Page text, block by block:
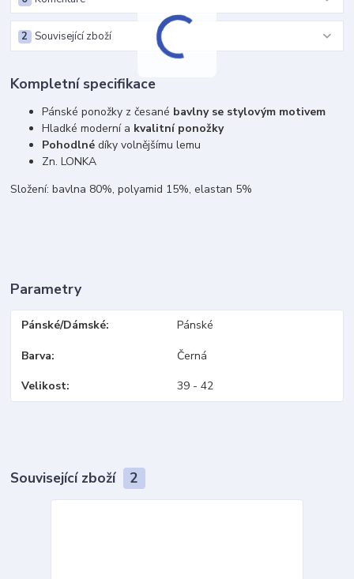
Související zboží
2
Kompletní specifikace
Pánské ponožky z česané bavlny se stylovým motivem
Hladké moderní a kvalitní ponožky
Pohodlné díky volnějšímu lemu
Zn. LONKA
Složení: bavlna 80%, polyamid 15%, elastan 5%
Parametry
Pánské/Dámské Pánské
Barva Černá
Velikost 39 - 42
Související zboží 2